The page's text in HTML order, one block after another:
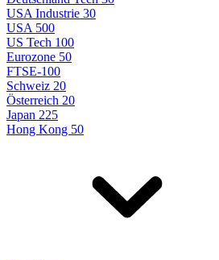
USA Industrie 30
USA 500
US Tech 100
Eurozone 50
FTSE-100
Schweiz 20
Österreich 20
Japan 225
Hong Kong 50